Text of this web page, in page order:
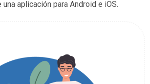
aplicación para Android e iOS.